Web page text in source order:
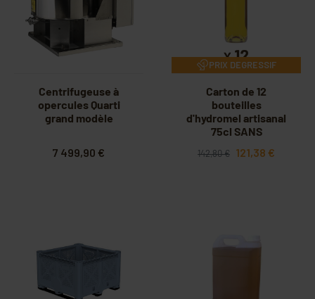
Centrifugeuse à
opercules Quarti
grand modèle
7 499,90 €
PRIX DEGRESSIF
Carton de 12
bouteilles
d'hydromel artisanal
75cl SANS
142,80 € 121,38 €